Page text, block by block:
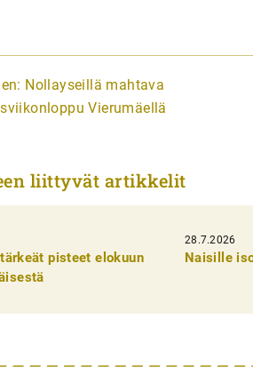
Nollayseillä mahtava
Vierumäellä
liittyvät artikkelit
pisteet elokuun
28.7.2026
Naisille